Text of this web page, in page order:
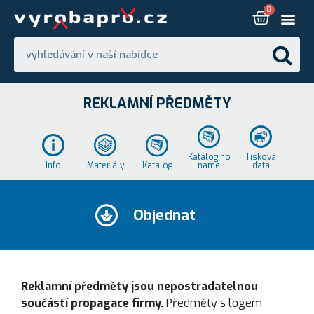
REKLAMNÍ PŘEDMĚTY
Info Materiály Katalog
Katalog no
name
Tisková
data
Objednat
Reklamní předměty jsou nepostradatelnou
součástí propagace firmy.Předměty s logem